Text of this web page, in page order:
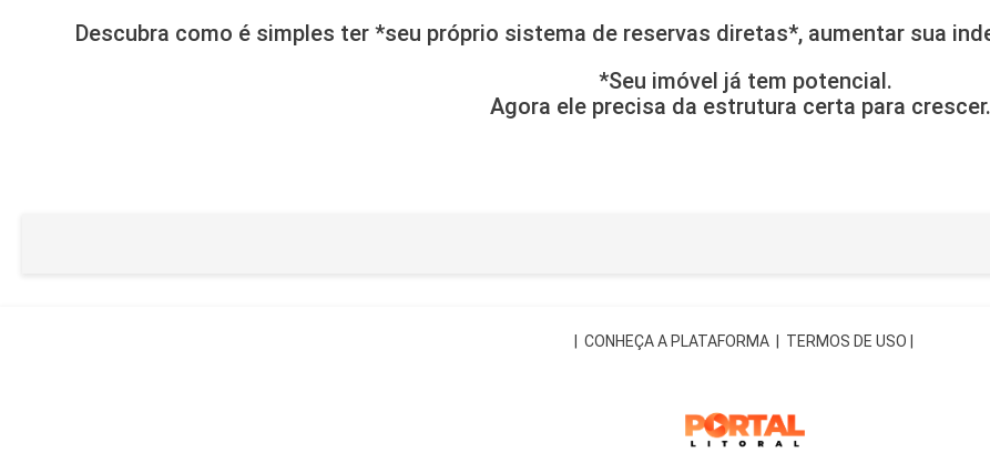
Descubra como é simples ter *seu próprio sistema de reservas diretas*, aumentar sua
*Seu imóvel já tem potencial.
Agora ele precisa da estrutura certa para
CONHEÇA A PLATAFORMA TERMOS DE USO